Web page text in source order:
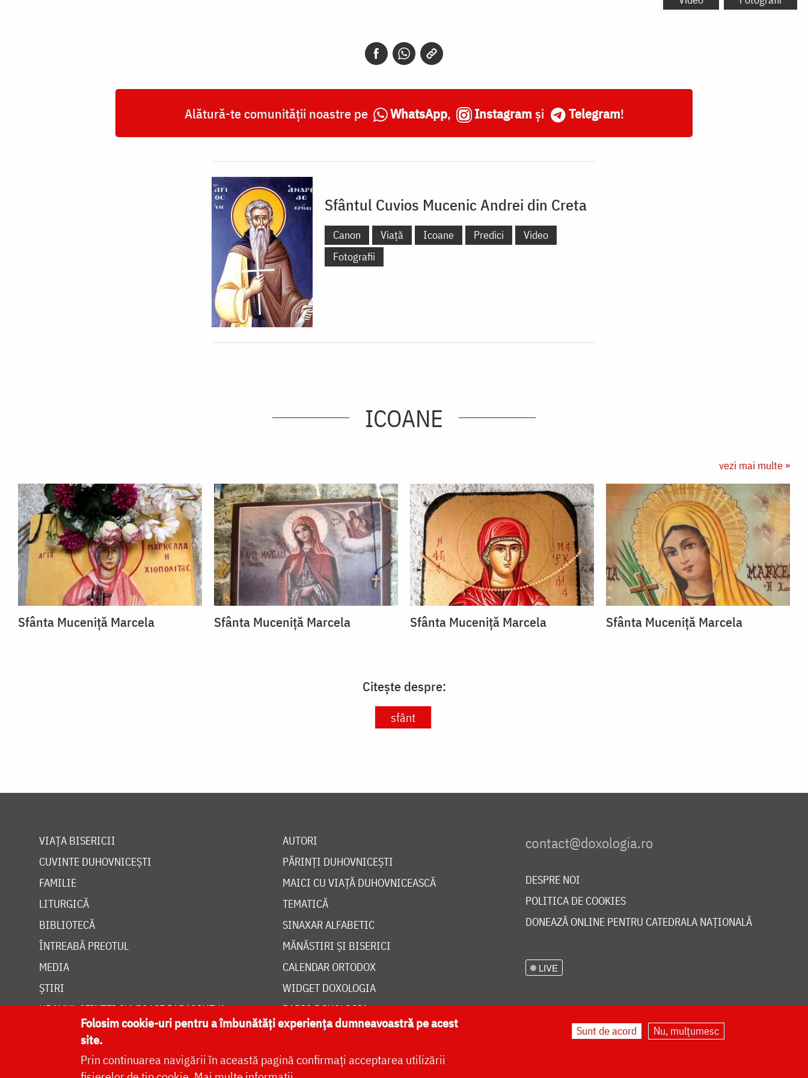
Alătură-te comunității noastre pe WhatsApp, Instagram și Telegram!
Sfântul Cuvios Mucenic Andrei din Creta
Canon Viață Icoane Predici
Video
Fotografii
ICOANE
vezi mai multe »
Sfânta Muceniță Marcela Sfânta Muceniță Marcela Sfânta Muceniță Marcela Sfânta Muceniță Marcela
Citește despre:
sfânt
VIAȚA BISERICII
CUVINTE DUHOVNICEȘTI
FAMILIE
LITURGICĂ
BIBLIOTECĂ
ÎNTREABĂ PREOTUL
MEDIA
ȘTIRI
HRAMUL SFINTEI CUVIOASE PARASCHEVA
AUTORI
PĂRINȚI DUHOVNICEȘTI
MAICI CU VIAȚĂ DUHOVNICEASCĂ
TEMATICĂ
SINAXAR ALFABETIC
MĂNĂSTIRI ȘI BISERICI
CALENDAR ORTODOX
WIDGET DOXOLOGIA
RADIO DOXOLOGIA
DESPRE NOI
POLITICA DE COOKIES
DONEAZĂ ONLINE PENTRU CATEDRALA NAȚIONALĂ
LIVE
Folosim cookie-uri pentru a îmbunătăți experiența dumneavoastră pe acest
site.
Prin continuarea navigării în această pagină confirmați acceptarea utilizării
Sunt de acord Nu, mulțumesc